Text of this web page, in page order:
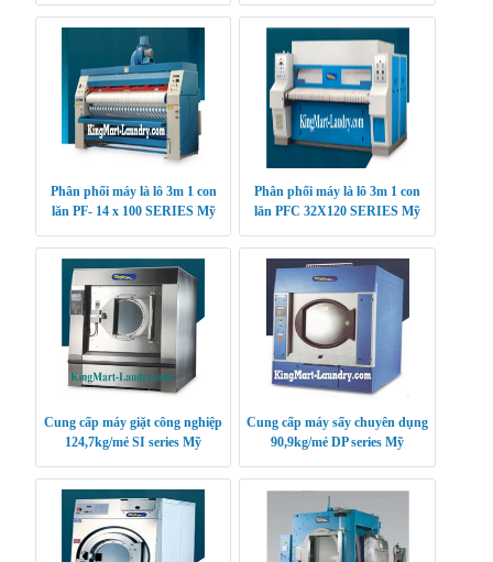
Phân phối máy là lô 3m 1 con
lăn PF- 14 x 100 SERIES Mỹ
Phân phối máy là lô 3m 1 con
lăn PFC 32X120 SERIES Mỹ
Cung cấp máy giặt công nghiệp
124,7kg/mẻ SI series Mỹ
Cung cấp máy sấy chuyên dụng
90,9kg/mẻ DP series Mỹ